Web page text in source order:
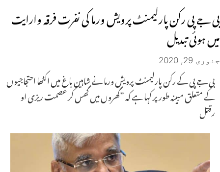
بی جے پی رکن پارلیمنٹ پرویش ورما کی نفرت فرقہ وارایت
میں ہوئی تبدیل
جنوری 29, 2020
بی جے پی کے رکن پارلیمنٹ پرویش ورما نے شاہین باغ میں اکٹھا احتجاجیوں
کے متعلق مبینہ طور پر کہا ہے کہ ”گھروں میں گھس کر عصمت ریزی او
رقتل